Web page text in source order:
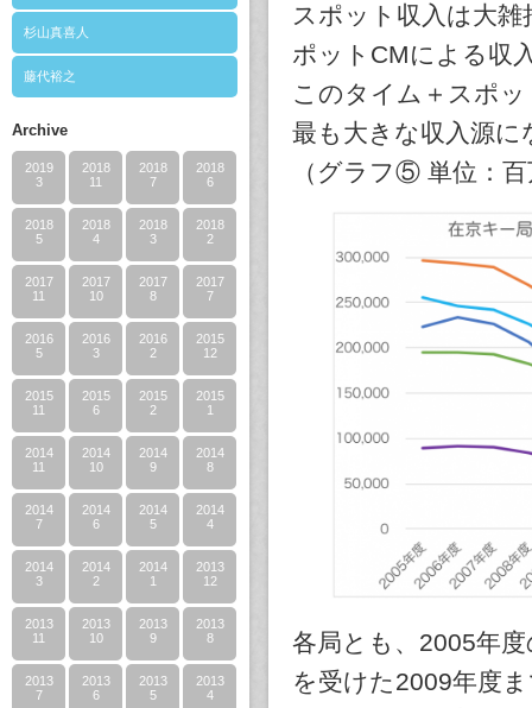
杉山真喜人
藤代裕之
Archive
2019
3
2018
11
2018
7
2018
6
2018
5
2018
4
2018
3
2018
2
2017
11
2017
10
2017
8
2017
7
2016
5
2016
3
2016
2
2015
12
2015
11
2015
6
2015
2
2015
1
2014
11
2014
10
2014
9
2014
8
2014
7
2014
6
2014
5
2014
4
2014
3
2014
2
2014
1
2013
12
2013
11
2013
10
2013
9
2013
8
2013
7
2013
6
2013
5
2013
4
スポット収入は大
ポットCMによる収
このタイム＋スポ
最も大きな収入源に
（グラフ⑤ 単位：
各局とも、2005年
を受けた2009年度